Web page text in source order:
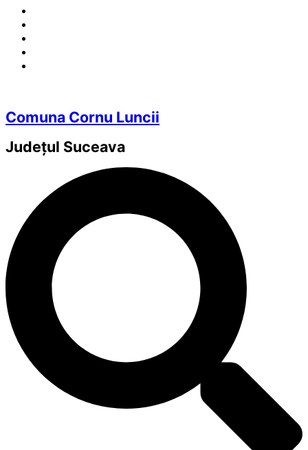
Comuna Cornu Luncii
Județul Suceava